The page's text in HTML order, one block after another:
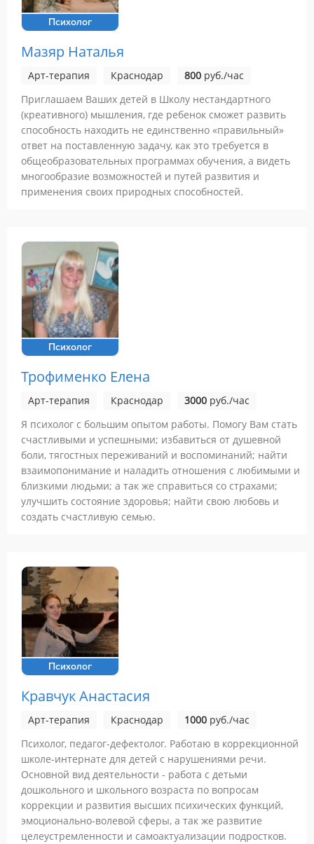
Психолог
Мазяр Наталья
Арт-терапия Краснодар 800 руб./час
Приглашаем Ваших детей в Школу нестандартного
(креативного) мышления, где ребенок сможет развить
способность находить не единственно «правильный»
ответ на поставленную задачу, как это требуется в
общеобразовательных программах обучения, а видеть
многообразие возможностей и путей развития и
применения своих природных способностей.
Психолог
Трофименко Елена
Арт-терапия Краснодар 3000 руб./час
Я психолог с большим опытом работы. Помогу Вам стать
счастливыми и успешными; избавиться от душевной
боли, тягостных переживаний и воспоминаний; найти
взаимопонимание и наладить отношения с любимыми и
близкими людьми; а так же справиться со страхами;
улучшить состояние здоровья; найти свою любовь и
создать счастливую семью.
Психолог
Кравчук Анастасия
Арт-терапия Краснодар 1000 руб./час
Психолог, педагог-дефектолог. Работаю в коррекционной
школе-интернате для детей с нарушениями речи.
Основной вид деятельности - работа с детьми
дошкольного и школьного возраста по вопросам
коррекции и развития высших психических функций,
эмоционально-волевой сферы, а так же развитие
целеустремленности и самоактуализации подростков.